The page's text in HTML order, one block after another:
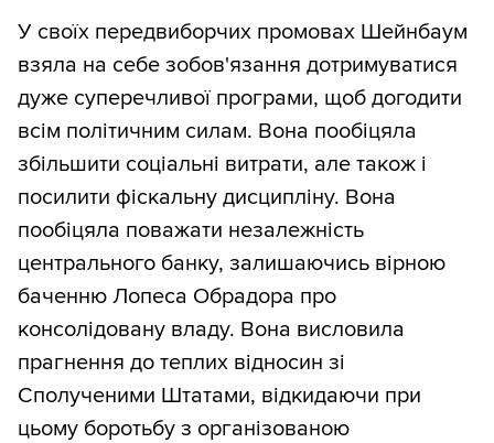
У своїх передвиборчих промовах Шейнбаум
взяла на себе зобов'язання дотримуватися
дуже суперечливої програми, щоб догодити
всім політичним силам. Вона пообіцяла
збільшити соціальні витрати, але також і
посилити фіскальну дисципліну. Вона
пообіцяла поважати незалежність
центрального банку, залишаючись вірною
баченню Лопеса Обрадора про
консолідовану владу. Вона висловила
прагнення до теплих відносин зі
Сполученими Штатами, відкидаючи при
цьому боротьбу з організованою